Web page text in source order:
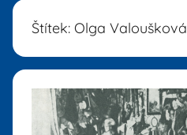
Štítek: Olga Valoušková